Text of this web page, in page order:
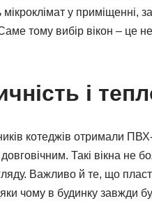
у приміщенні,
тому вибір вікон – це
і
котеджів отримали
Такі вікна не
Важливо й те, що
чому в будинку завжди